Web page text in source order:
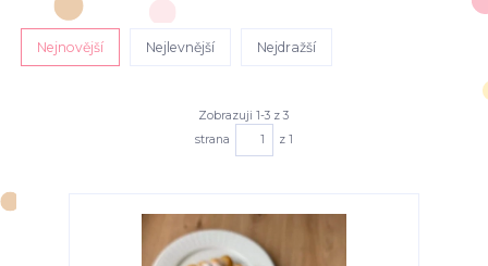
Nejnovější Nejlevnější Nejdražší
Zobrazuji 1-3 z 3
strana
z 1